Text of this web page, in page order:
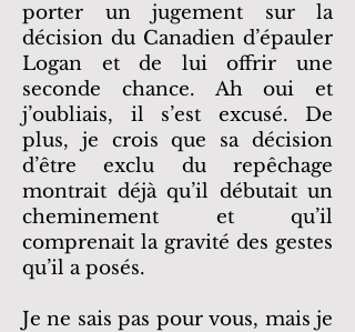
porter un jugement sur la
décision du Canadien d’épauler
Logan et de lui offrir une
seconde chance. Ah oui et
j’oubliais, il s’est excusé. De
plus, je crois que sa décision
d’être exclu du repêchage
montrait déjà qu’il débutait un
cheminement et qu’il
comprenait la gravité des gestes
qu’il a posés.
Je ne sais pas pour vous, mais je